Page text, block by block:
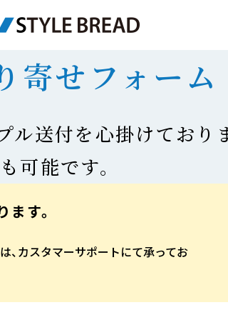
寄せ フォーム
ル送付を心掛けており
可能です。
す。
、​カスタマーサポー トにて​承ってお